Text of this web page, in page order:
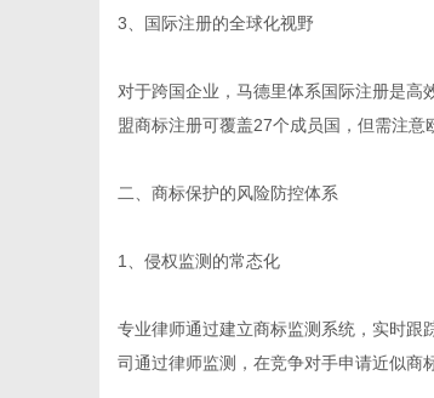
3、国际注册的全球化视野
对于跨国企业，马德里体系国际注册是
盟商标注册可覆盖27个成员国，但需注意
二、商标保护的风险防控体系
1、侵权监测的常态化
专业律师通过建立商标监测系统，实时跟
司通过律师监测，在竞争对手申请近似商